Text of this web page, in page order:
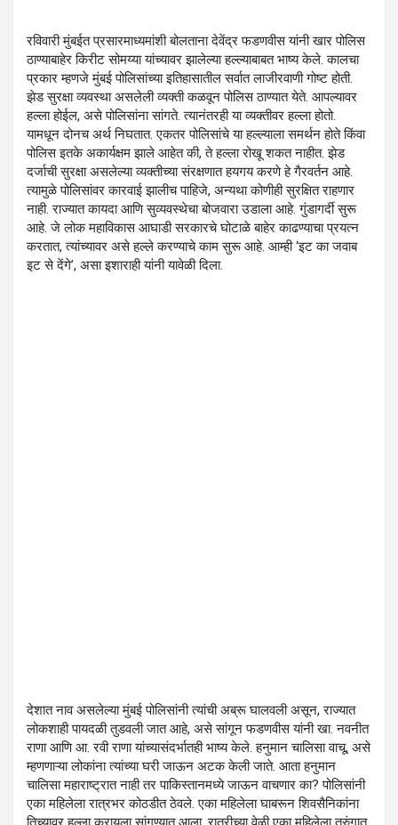
रविवारी मुंबईत प्रसारमाध्यमांशी बोलताना देवेंद्र फडणवीस यांनी खार पोलिस
ठाण्याबाहेर किरीट सोमय्या यांच्यावर झालेल्या हल्ल्याबाबत भाष्य केले. कालचा
प्रकार म्हणजे मुंबई पोलिसांच्या इतिहासातील सर्वात लाजीरवाणी गोष्ट होती.
झेड सुरक्षा व्यवस्था असलेली व्यक्ती कळवून पोलिस ठाण्यात येते. आपल्यावर
हल्ला होईल, असे पोलिसांना सांगते. त्यानंतरही या व्यक्तीवर हल्ला होतो.
यामधून दोनच अर्थ निघतात. एकतर पोलिसांचे या हल्ल्याला समर्थन होते किंवा
पोलिस इतके अकार्यक्षम झाले आहेत की, ते हल्ला रोखू शकत नाहीत. झेड
दर्जाची सुरक्षा असलेल्या व्यक्तीच्या संरक्षणात हयगय करणे हे गैरवर्तन आहे.
त्यामुळे पोलिसांवर कारवाई झालीच पाहिजे, अन्यथा कोणीही सुरक्षित राहणार
नाही. राज्यात कायदा आणि सुव्यवस्थेचा बोजवारा उडाला आहे. गुंडागर्दी सुरू
आहे. जे लोक महाविकास आघाडी सरकारचे घोटाळे बाहेर काढण्याचा प्रयत्न
करतात, त्यांच्यावर असे हल्ले करण्याचे काम सुरू आहे. आम्ही ‘इट का जवाब
इट से देंगे’, असा इशाराही यांनी यावेळी दिला.
देशात नाव असलेल्या मुंबई पोलिसांनी त्यांची अब्रू घालवली असून, राज्यात
लोकशाही पायदळी तुडवली जात आहे, असे सांगून फडणवीस यांनी खा. नवनीत
राणा आणि आ. रवी राणा यांच्यासंदर्भातही भाष्य केले. हनुमान चालिसा वाचू, असे
म्हणणाऱ्या लोकांना त्यांच्या घरी जाऊन अटक केली जाते. आता हनुमान
चालिसा महाराष्ट्रात नाही तर पाकिस्तानमध्ये जाऊन वाचणार का? पोलिसांनी
एका महिलेला रात्रभर कोठडीत ठेवले. एका महिलेला घाबरून शिवसैनिकांना